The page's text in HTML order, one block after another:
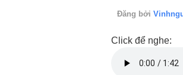
Đăng bởi
Click để nghe: